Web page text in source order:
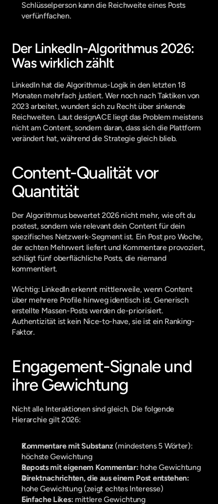
Schlüsselperson kann die Reichweite eines Posts
verfünffachen.
Der LinkedIn-Algorithmus 2026:
Was wirklich zählt
LinkedIn hat die Algorithmus-Logik in den letzten 18
Monaten mehrfach justiert. Wer noch nach Taktiken von
2023 arbeitet, wundert sich zu Recht über sinkende
Reichweiten. Laut designACE liegt das Problem meistens
nicht am Content, sondern daran, dass sich die Plattform
verändert hat, während die Strategie gleich blieb.
Content-Qualität vor
Quantität
Der Algorithmus bewertet 2026 nicht mehr, wie oft du
postest, sondern wie relevant dein Content für dein
spezifisches Netzwerk-Segment ist. Ein Post pro Woche,
der echten Mehrwert liefert und Kommentare provoziert,
schlägt fünf oberflächliche Posts, die niemand
kommentiert.
Wichtig: LinkedIn erkennt mittlerweile, wenn Content
über mehrere Profile hinweg identisch ist. Generisch
erstellte Massen-Posts werden de-priorisiert.
Authentizität ist kein Nice-to-have, sie ist ein Ranking-
Faktor.
Engagement-Signale und
ihre Gewichtung
Nicht alle Interaktionen sind gleich. Die folgende
Hierarchie gilt 2026:
Kommentare mit Substanz (mindestens 5 Wörter):
höchste Gewichtung
Reposts mit eigenem Kommentar: hohe Gewichtung
Direktnachrichten, die aus einem Post entstehen:
hohe Gewichtung (zeigt echtes Interesse)
Einfache Likes: mittlere Gewichtung